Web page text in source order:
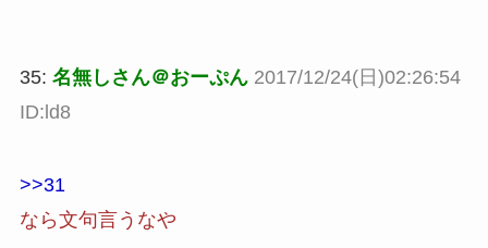
35: 名無しさん＠おーぷん 2017/12/24(日)02:26:54
ID:ld8
>>31
なら文句言うなや